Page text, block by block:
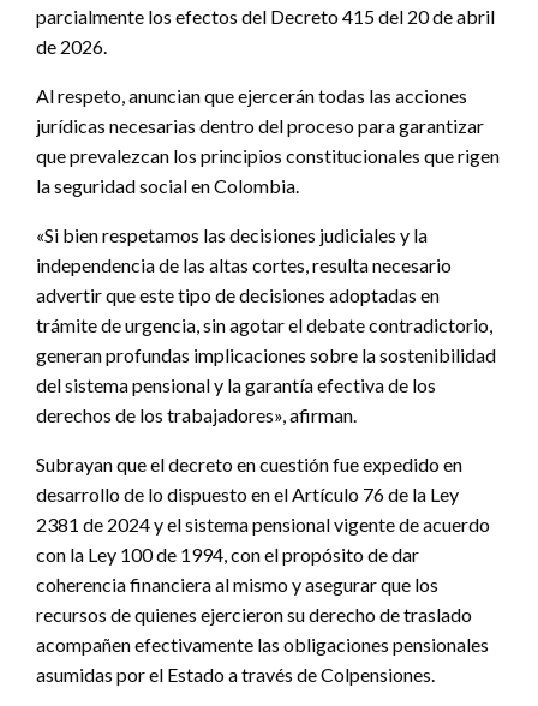
parcialmente los efectos del Decreto 415 del 20 de abril
de 2026.
Al respeto, anuncian que ejercerán todas las acciones
jurídicas necesarias dentro del proceso para garantizar
que prevalezcan los principios constitucionales que rigen
la seguridad social en Colombia.
«Si bien respetamos las decisiones judiciales y la
independencia de las altas cortes, resulta necesario
advertir que este tipo de decisiones adoptadas en
trámite de urgencia, sin agotar el debate contradictorio,
generan profundas implicaciones sobre la sostenibilidad
del sistema pensional y la garantía efectiva de los
derechos de los trabajadores», afirman.
Subrayan que el decreto en cuestión fue expedido en
desarrollo de lo dispuesto en el Artículo 76 de la Ley
2381 de 2024 y el sistema pensional vigente de acuerdo
con la Ley 100 de 1994, con el propósito de dar
coherencia financiera al mismo y asegurar que los
recursos de quienes ejercieron su derecho de traslado
acompañen efectivamente las obligaciones pensionales
asumidas por el Estado a través de Colpensiones.